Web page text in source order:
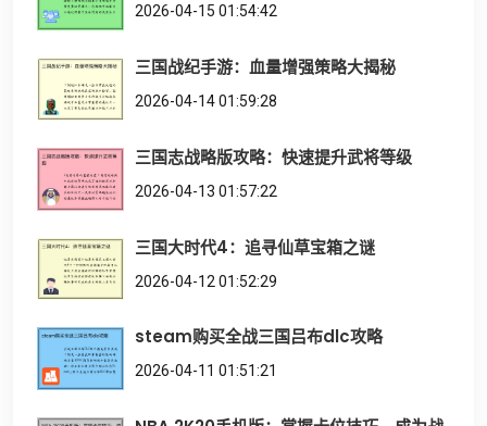
2026-04-15 01:54:42
三国战纪手游：血量增强策略大揭秘
2026-04-14 01:59:28
三国志战略版攻略：快速提升武将等级
2026-04-13 01:57:22
三国大时代4：追寻仙草宝箱之谜
2026-04-12 01:52:29
steam购买全战三国吕布dlc攻略
2026-04-11 01:51:21